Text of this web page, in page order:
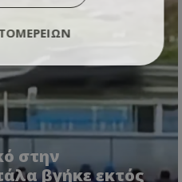
στην
βγήκε εκτός